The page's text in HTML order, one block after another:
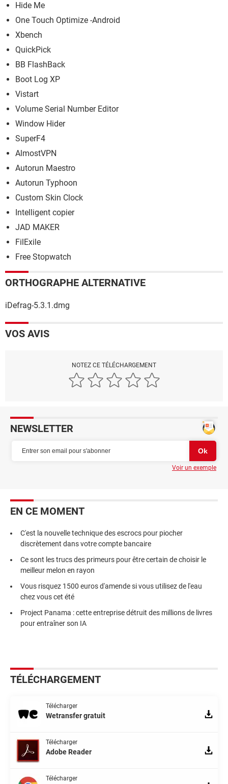
Hide Me
One Touch Optimize -Android
Xbench
QuickPick
BB FlashBack
Boot Log XP
Vistart
Volume Serial Number Editor
Window Hider
SuperF4
AlmostVPN
Autorun Maestro
Autorun Typhoon
Custom Skin Clock
Intelligent copier
JAD MAKER
FilExile
Free Stopwatch
ORTHOGRAPHE ALTERNATIVE
iDefrag-5.3.1.dmg
VOS AVIS
NOTEZ CE TÉLÉCHARGEMENT
NEWSLETTER
Voir un exemple
EN CE MOMENT
C'est la nouvelle technique des escrocs pour piocher
discrètement dans votre compte bancaire
Ce sont les trucs des primeurs pour être certain de choisir le
meilleur melon en rayon
Vous risquez 1500 euros d'amende si vous utilisez de l'eau
chez vous cet été
Project Panama : cette entreprise détruit des millions de livres
pour entraîner son IA
TÉLÉCHARGEMENT
Télécharger
Wetransfer gratuit
Télécharger
Adobe Reader
Télécharger